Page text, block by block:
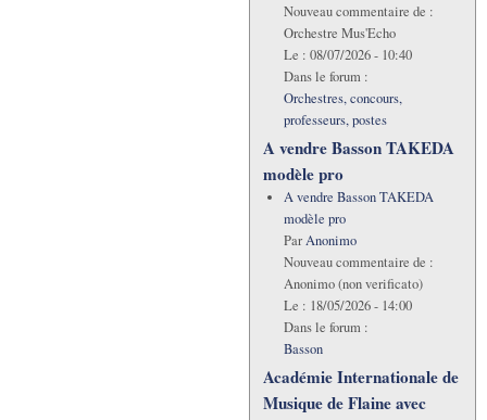
Nouveau commentaire de :
Orchestre Mus'Echo
Le : 08/07/2026 - 10:40
Dans le forum :
Orchestres, concours,
professeurs, postes
A vendre Basson TAKEDA
modèle pro
A vendre Basson TAKEDA
modèle pro
ParAnonimo
Nouveau commentaire de :
Anonimo (non verificato)
Le : 18/05/2026 - 14:00
Dans le forum :
Basson
Académie Internationale de
Musique de Flaine avec